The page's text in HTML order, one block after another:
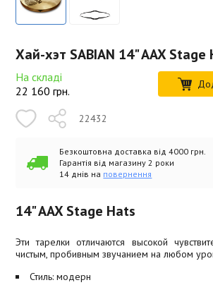
Хай-хэт SABIAN 14" AAX Stage
На складі
22 160 грн.
22432
Безкоштовна доставка від 4000 грн.
Гарантія від магазину 2 роки
14 днів на повернення
14" AAX Stage Hats
Эти тарелки отличаются высокой
чистым, пробивным звучанием на любом
Стиль: модерн